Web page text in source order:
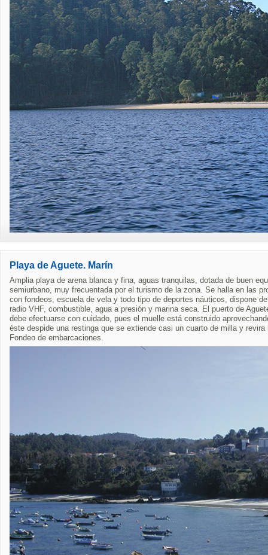
Playa de Aguete. Marín
Amplia playa de arena blanca y fina, aguas tranquilas, dotada de buen
semiurbano, muy frecuentada por el turismo de la zona. Se halla en las
con fondeos, escuela de vela y todo tipo de deportes náuticos, dispone
radio VHF, combustible, agua a presión y marina seca. El puerto de
debe efectuarse con cuidado, pues el muelle está construido
éste despide una restinga que se extiende casi un cuarto de milla y
Fondeo de embarcaciones.